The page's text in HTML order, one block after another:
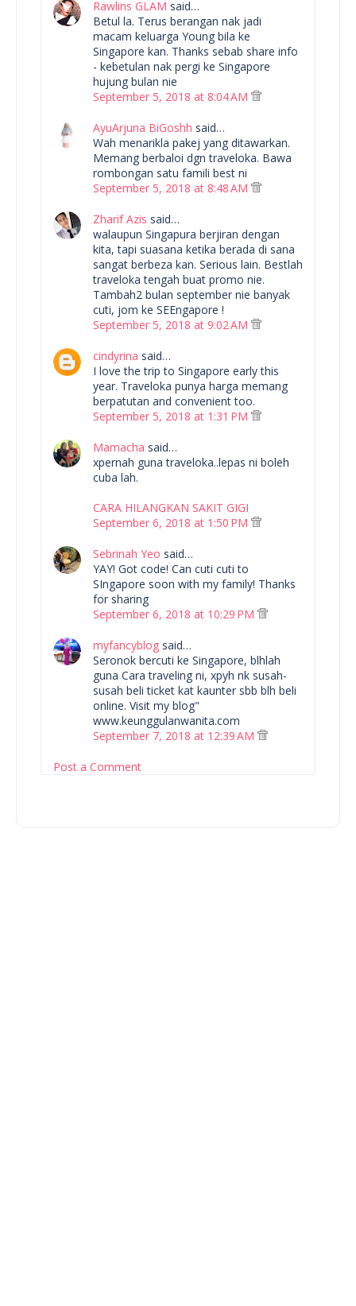
Rawlins GLAM said…
Betul la. Terus berangan nak jadi
macam keluarga Young bila ke
Singapore kan. Thanks sebab share info
- kebetulan nak pergi ke Singapore
hujung bulan nie
September 5, 2018 at 8:04 AM
AyuArjuna BiGoshh said…
Wah menarikla pakej yang ditawarkan.
Memang berbaloi dgn traveloka. Bawa
rombongan satu famili best ni
September 5, 2018 at 8:48 AM
Zharif Azis said…
walaupun Singapura berjiran dengan
kita, tapi suasana ketika berada di sana
sangat berbeza kan. Serious lain. Bestlah
traveloka tengah buat promo nie.
Tambah2 bulan september nie banyak
cuti, jom ke SEEngapore !
September 5, 2018 at 9:02 AM
cindyrina said…
I love the trip to Singapore early this
year. Traveloka punya harga memang
berpatutan and convenient too.
September 5, 2018 at 1:31 PM
Mamacha said…
xpernah guna traveloka..lepas ni boleh
cuba lah.
CARA HILANGKAN SAKIT GIGI
September 6, 2018 at 1:50 PM
Sebrinah Yeo said…
YAY! Got code! Can cuti cuti to
SIngapore soon with my family! Thanks
for sharing
September 6, 2018 at 10:29 PM
myfancyblog said…
Seronok bercuti ke Singapore, blhlah
guna Cara traveling ni, xpyh nk susah-
susah beli ticket kat kaunter sbb blh beli
online. Visit my blog"
www.keunggulanwanita.com
September 7, 2018 at 12:39 AM
Post a Comment